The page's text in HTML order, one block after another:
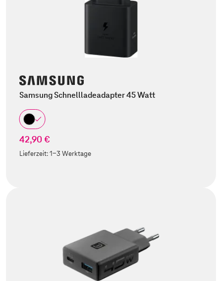
Samsung Schnellladeadapter 45 Watt
42,90 €
Lieferzeit:1-3 Werktage